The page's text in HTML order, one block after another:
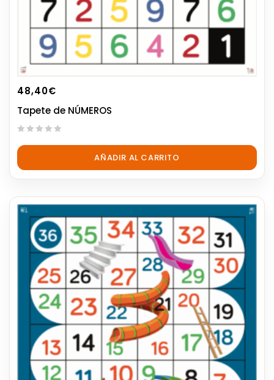
48,40€
Tapete de NÚMEROS
out
5
AÑADIR AL CARRITO